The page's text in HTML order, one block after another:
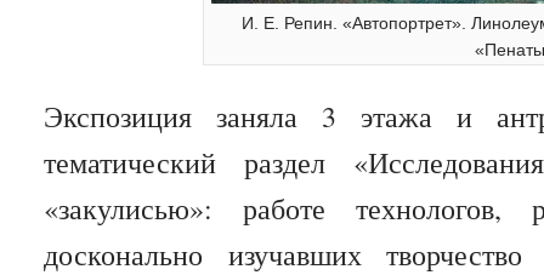
И. Е. Репин. «Автопортрет».
Экспозиция заняла 3 этажа и
тематический раздел
«закулисью»: работе технологов,
досконально изучавших